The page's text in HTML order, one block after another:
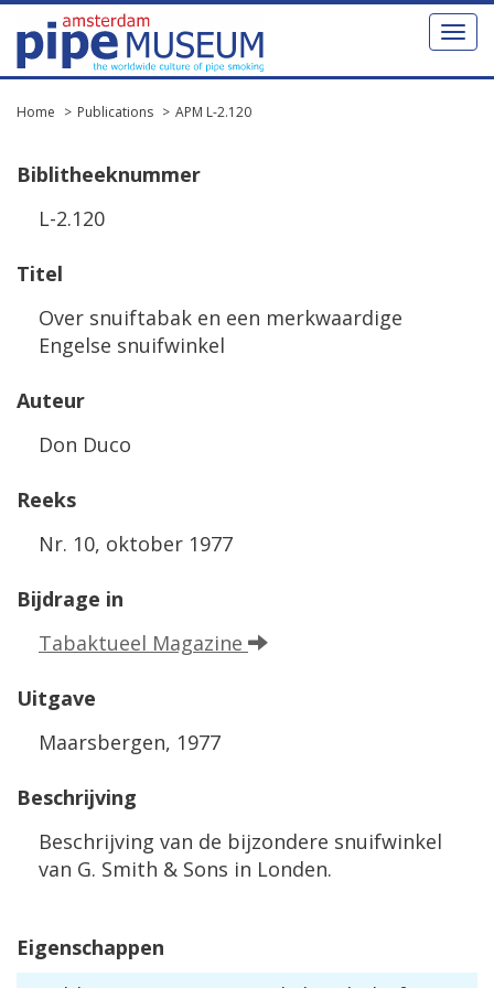
Toggle
Home Publications APM L-2.120
Biblitheeknummer
L-2.120
Titel
Over snuiftabak en een merkwaardige
Engelse snuifwinkel
Auteur
Don Duco
Reeks
Nr. 10, oktober 1977
Bijdrage in
Tabaktueel Magazine
Uitgave
Maarsbergen, 1977
Beschrijving
Beschrijving van de bijzondere snuifwinkel
van G. Smith & Sons in Londen.
Eigenschappen